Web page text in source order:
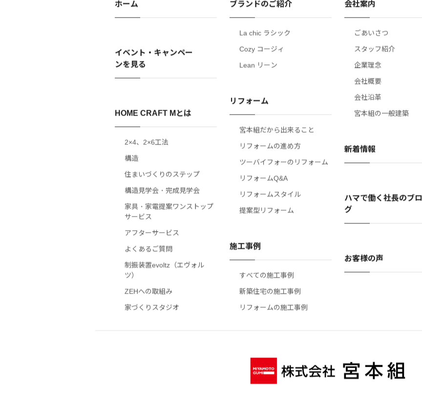
ホーム
イベント・キャンペー
ンを見る
HOME CRAFT Mとは
2×4、2×6工法
構造
住まいづくりのステップ
構造見学会・完成見学会
家具・家電提案ワンストップ
サービス
アフターサービス
よくあるご質問
制振装置evoltz（エヴォル
ツ）
ZEHへの取組み
家づくりスタジオ
ブランドのご紹介
La chic ラシック
Cozy コージィ
Lean リーン
リフォーム
宮本組だから出来ること
リフォームの進め方
ツーバイフォーのリフォーム
リフォームQ&A
リフォームスタイル
提案型リフォーム
施工事例
すべての施工事例
新築住宅の施工事例
リフォームの施工事例
会社案内
ごあいさつ
スタッフ紹介
企業理念
会社概要
会社沿革
宮本組の一般建築
新着情報
ハマで働く社長のブロ
グ
お客様の声